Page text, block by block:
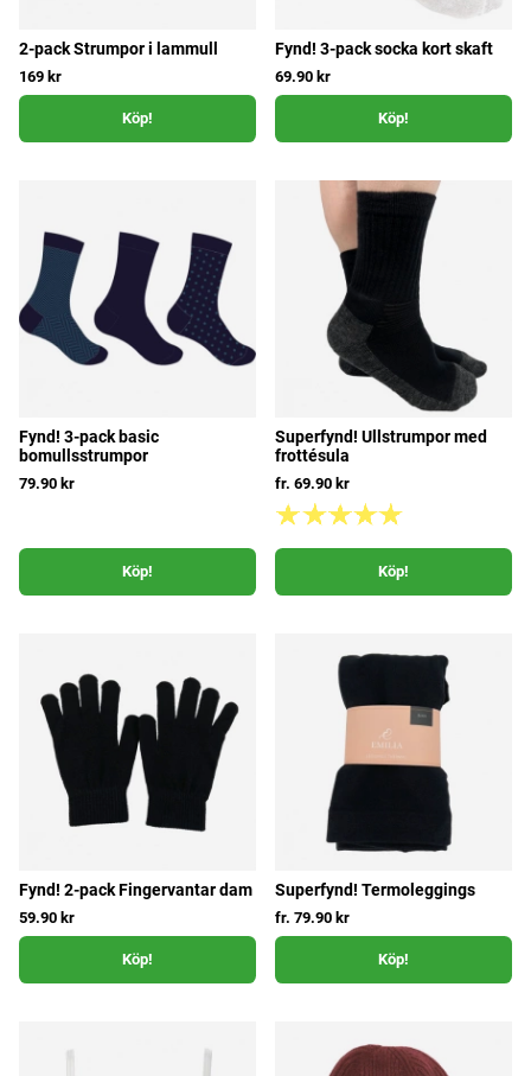
2-pack Strumpor i lammull
169 kr
Köp!
Fynd! 3-pack socka kort skaft
69.90 kr
Köp!
Fynd! 3-pack basic
bomullsstrumpor
79.90 kr
Köp!
Superfynd! Ullstrumpor med
frottésula
fr. 69.90 kr
Köp!
Fynd! 2-pack Fingervantar dam
59.90 kr
Köp!
Superfynd! Termoleggings
fr. 79.90 kr
Köp!